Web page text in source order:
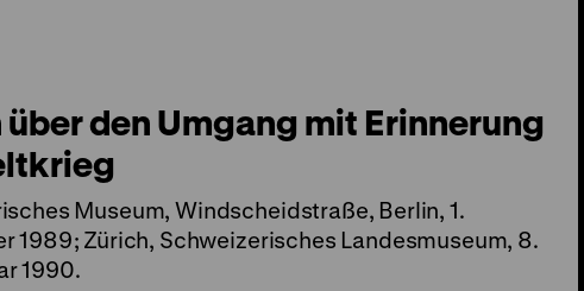
den Umgang mit Erinnerung
Museum, Windscheidstraße, Berlin, 1.
1989; Zürich, Schweizerisches Landesmuseum, 8.
1990.